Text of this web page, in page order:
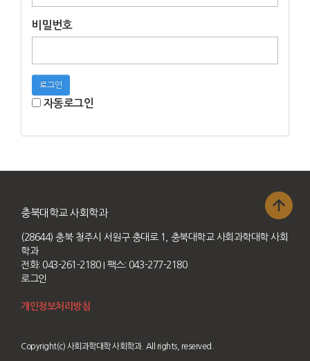
비밀번호
로그인
자동로그인
충북대학교 사회학과
(28644) 충북 청주시 서원구 충대로 1, 충북대학교 사회과학대학 사회
학과
전화: 043-261-2180 I 팩스: 043-277-2180
로그인
개인정보처리방침
Copyright(c) 사회과학대학 사회학과. All rights, reserved.